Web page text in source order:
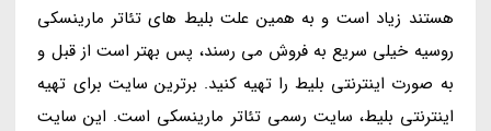
هستند زیاد است و به همین علت بلیط های تئاتر مارینسکی
روسیه خیلی سریع به فروش می رسند، پس بهتر است از قبل و
به صورت اینترنتی بلیط را تهیه کنید. برترین سایت برای تهیه
اینترنتی بلیط، سایت رسمی تئاتر مارینسکی است. این سایت